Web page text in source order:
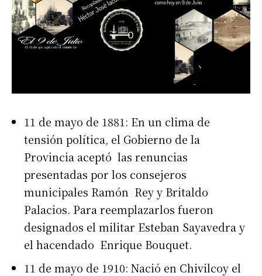
11 de mayo de 1881: En un clima de
tensión política, el Gobierno de la
Provincia aceptó las renuncias
presentadas por los consejeros
municipales Ramón Rey y Britaldo
Palacios. Para reemplazarlos fueron
designados el militar Esteban Sayavedra y
el hacendado Enrique Bouquet.
11 de mayo de 1910: Nació en Chivilcoy el